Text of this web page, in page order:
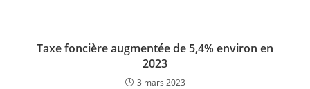
Taxe foncière augmentée de 5,4% environ en
2023
3 mars 2023